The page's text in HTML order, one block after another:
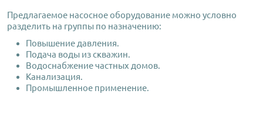
Предлагаемое насосное оборудование можно условно
разделить на группы по назначению:
Повышение давления.
Подача воды из скважин.
Водоснабжение частных домов.
Канализация.
Промышленное применение.